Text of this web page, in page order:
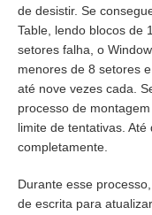
de desistir. Se
Table, lendo blocos de
setores falha, o
menores de 8 setores
até nove vezes cada.
processo de
limite de tentativas.
completamente.
Durante esse
de escrita para